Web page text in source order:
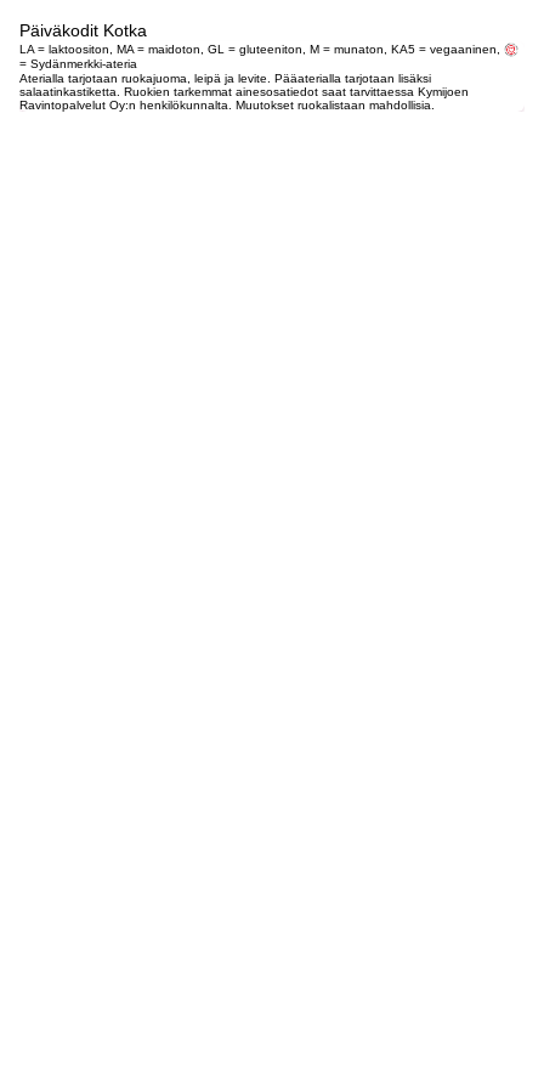
Päiväkodit Kotka
LA = laktoositon, MA = maidoton, GL = gluteeniton, M = munaton, KA5 = vegaaninen,
= Sydänmerkki-ateria
Aterialla tarjotaan ruokajuoma, leipä ja levite. Pääaterialla tarjotaan lisäksi
salaatinkastiketta. Ruokien tarkemmat ainesosatiedot saat tarvittaessa Kymijoen
Ravintopalvelut Oy:n henkilökunnalta. Muutokset ruokalistaan mahdollisia.